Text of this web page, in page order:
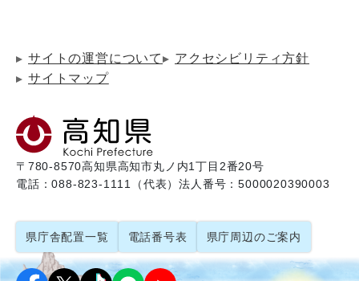
サイトの運営について
アクセシビリティ方針
サイトマップ
〒780-8570高知県高知市丸ノ内1丁目2番20号
電話：088-823-1111（代表）法人番号：5000020390003
県庁舎配置一覧 電話番号表 県庁周辺のご案内